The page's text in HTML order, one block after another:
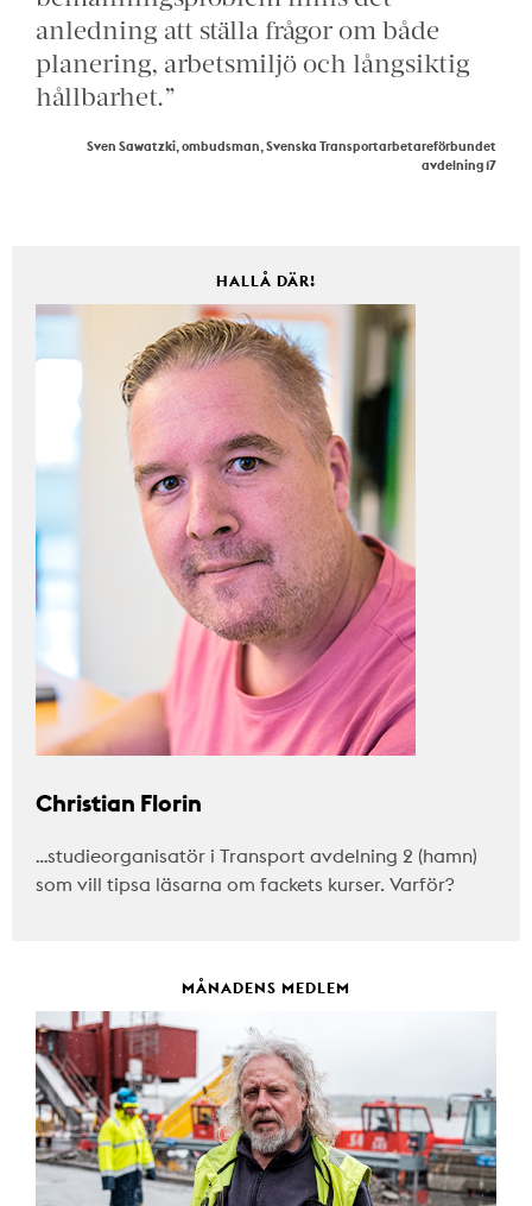
anledning att ställa frågor om både
planering, arbetsmiljö och långsiktig
hållbarhet.”
Sven Sawatzki, ombudsman, Svenska Transportarbetareförbundet
avdelning 17
HALLÅ DÄR!
Christian Florin
…studieorganisatör i Transport avdelning 2 (hamn)
som vill tipsa läsarna om fackets kurser. Varför?
MÅNADENS MEDLEM